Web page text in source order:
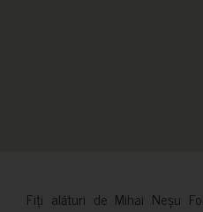
Fiți alături de Mihai Neșu